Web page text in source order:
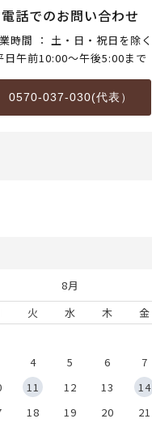
電話でのお問い合わせ
時間 ： 土・日・祝日を除く
日午前10:00～午後5:00まで
0570-037-030(代表）
8月
火 水 木 金
4 5 6 7
11 12 13 14
18 19 20 21